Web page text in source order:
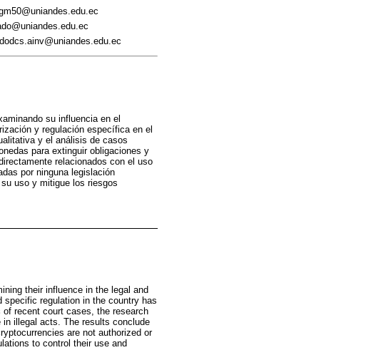
su influencia en el
y regulación específica en el
y el análisis de casos
para extinguir obligaciones y
relacionados con el uso
por ninguna legislación
uso y mitigue los riesgos
their influence in the legal and
regulation in the country has
recent court cases, the research
illegal acts. The results conclude
are not authorized or
to control their use and